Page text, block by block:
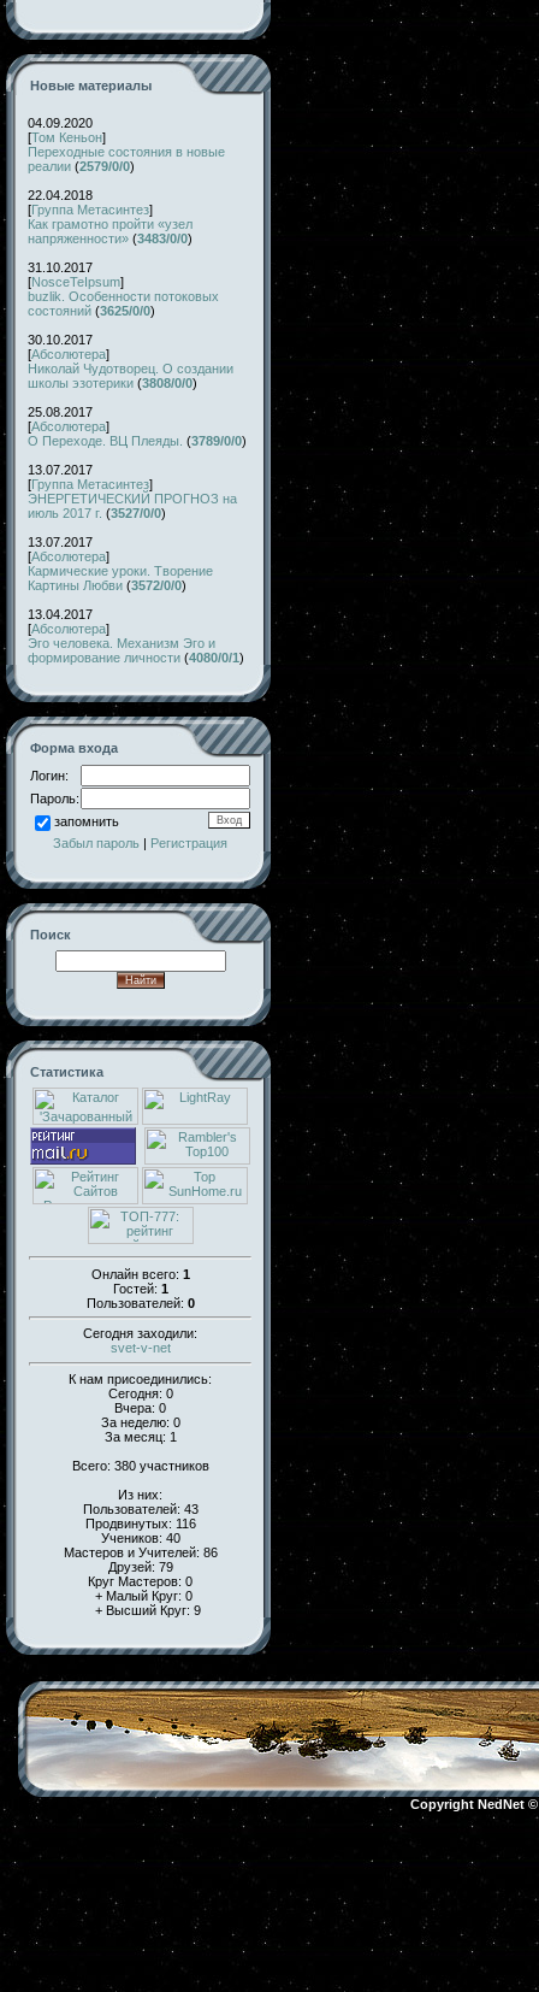
Новые материалы
04.09.2020
[Том Кеньон]
Переходные состояния в новые
реалии (2579/0/0)
22.04.2018
[Группа Метасинтез]
Как грамотно пройти «узел
напряженности» (3483/0/0)
31.10.2017
[NosceTeIpsum]
buzlik. Особенности потоковых
состояний (3625/0/0)
30.10.2017
[Абсолютера]
Николай Чудотворец. О создании
школы эзотерики (3808/0/0)
25.08.2017
[Абсолютера]
О Переходе. ВЦ Плеяды. (3789/0/0)
13.07.2017
[Группа Метасинтез]
ЭНЕРГЕТИЧЕСКИЙ ПРОГНОЗ на
июль 2017 г. (3527/0/0)
13.07.2017
[Абсолютера]
Кармические уроки. Творение
Картины Любви (3572/0/0)
13.04.2017
[Абсолютера]
Эго человека. Механизм Эго и
формирование личности (4080/0/1)
Форма входа
Логин:
Пароль:
запомнить
Забыл пароль | Регистрация
Поиск
Статистика
Онлайн всего: 1
Гостей: 1
Пользователей: 0
Сегодня заходили:
svet-v-net
К нам присоединились:
Сегодня: 0
Вчера: 0
За неделю: 0
За месяц: 1
Всего: 380 участников
Из них:
Пользователей: 43
Продвинутых: 116
Учеников: 40
Мастеров и Учителей: 86
Друзей: 79
Круг Мастеров: 0
+ Малый Круг: 0
+ Высший Круг: 9
Copyright NedNet